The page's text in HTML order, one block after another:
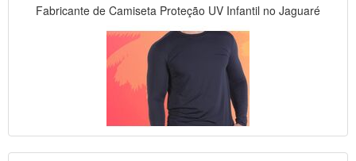
Fabricante de Camiseta Proteção UV Infantil no Jaguaré